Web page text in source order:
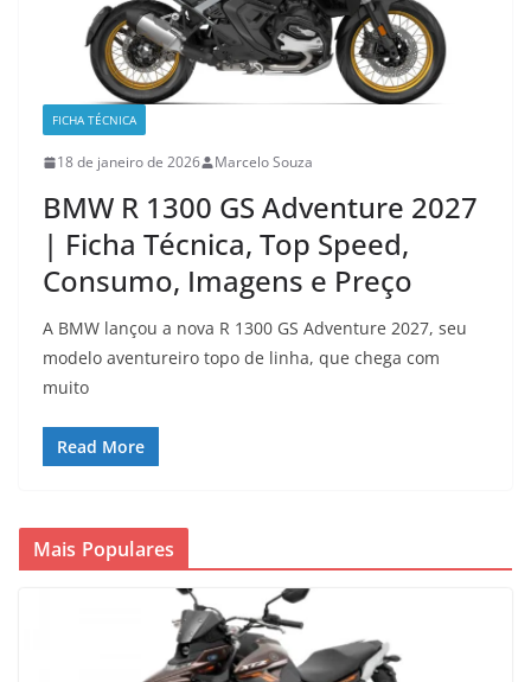
FICHA TÉCNICA
18 de janeiro de 2026 Marcelo Souza
BMW R 1300 GS Adventure 2027
| Ficha Técnica, Top Speed,
Consumo, Imagens e Preço
A BMW lançou a nova R 1300 GS Adventure 2027, seu
modelo aventureiro topo de linha, que chega com
muito
Read More
Mais Populares